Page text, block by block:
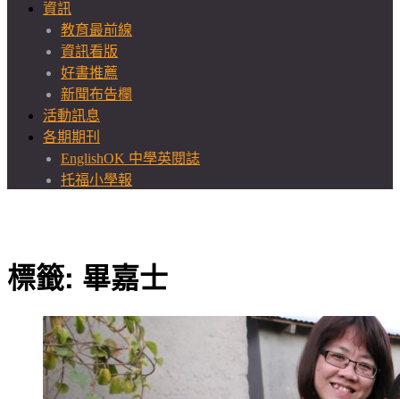
資訊
教育最前線
資訊看版
好書推薦
新聞布告欄
活動訊息
各期期刊
EnglishOK 中學英閱誌
托福小學報
標籤: 畢嘉士